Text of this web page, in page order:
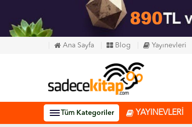
Ana Sayfa Blog Yayınevleri
Tüm Kategoriler YAYINEVLERİ